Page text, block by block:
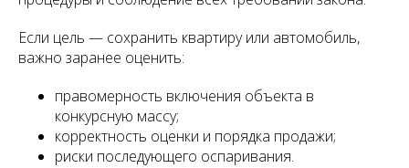
Если цель — сохранить квартиру или автомобиль,
важно заранее оценить:
правомерность включения объекта в
конкурсную массу;
корректность оценки и порядка продажи;
риски последующего оспаривания.